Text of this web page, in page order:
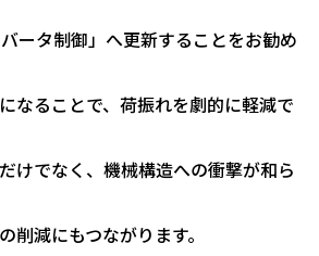
ータ制御」へ更新することをお勧め
なることで、荷振れを劇的に軽減で
けでなく、機械構造への衝撃が和ら
削減にもつながります。